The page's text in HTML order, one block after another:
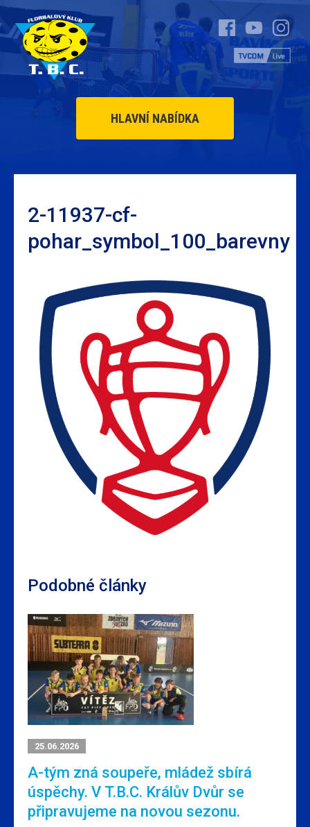
HLAVNÍ NABÍDKA
2-11937-cf-
pohar_symbol_100_barevny
Podobné články
25.06.2026
A-tým zná soupeře, mládež sbírá
úspěchy. V T.B.C. Králův Dvůr se
připravujeme na novou sezonu.